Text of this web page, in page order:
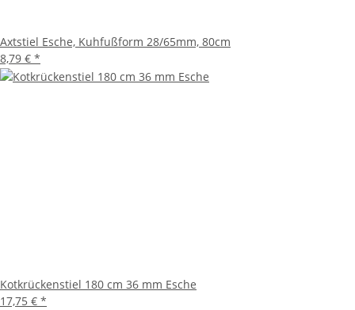
Axtstiel Esche, Kuhfußform 28/65mm, 80cm
8,79 € *
Kotkrückenstiel 180 cm 36 mm Esche
17,75 € *